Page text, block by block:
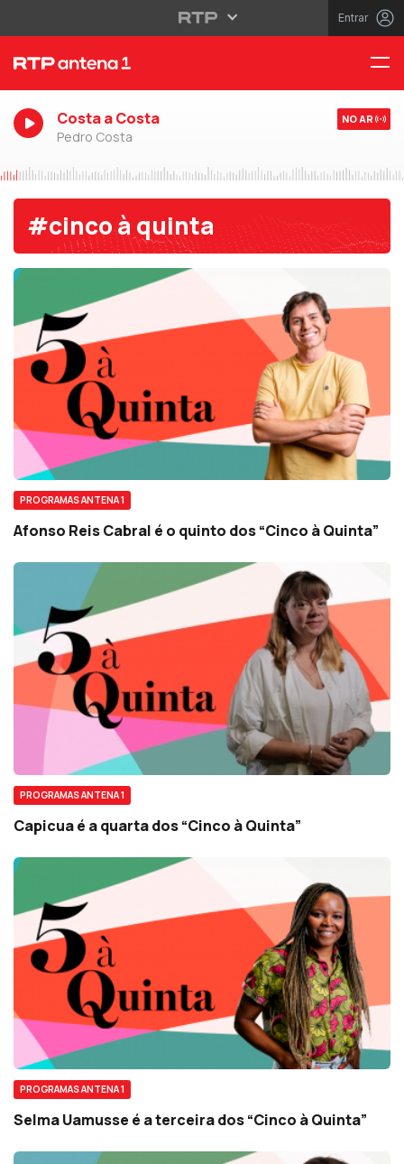
Entrar
Costa a Costa
Pedro Costa
NO AR
#cinco à quinta
PROGRAMAS ANTENA 1
Afonso Reis Cabral é o quinto dos “Cinco à Quinta”
PROGRAMAS ANTENA 1
Capicua é a quarta dos “Cinco à Quinta”
PROGRAMAS ANTENA 1
Selma Uamusse é a terceira dos “Cinco à Quinta”